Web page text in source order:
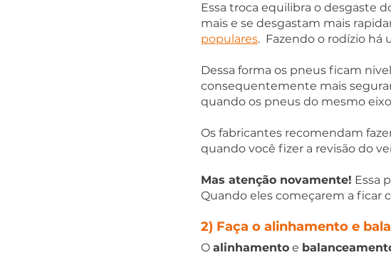
Essa troca equilibra o desgaste
mais e se desgastam mais
populares.  Fazendo o rodízio
Dessa forma os pneus ficam
consequentemente mais
quando os pneus do mesmo
Os fabricantes recomendam
quando você fizer a revisão do
Mas atenção novamente! Essa
Quando eles começarem a ficar
2) Faça o alinhamento e
O alinhamento e